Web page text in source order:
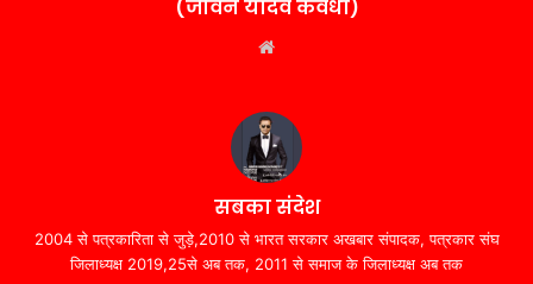
(जीवन यादव कवर्धा)
सबका संदेश
2004 से पत्रकारिता से जुड़े,2010 से भारत सरकार अखबार संपादक, पत्रकार संघ
जिलाध्यक्ष 2019,25से अब तक, 2011 से समाज के जिलाध्यक्ष अब तक